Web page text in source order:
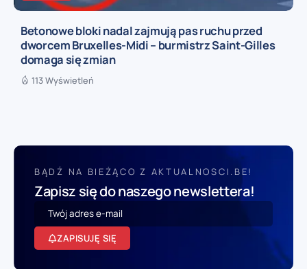
Betonowe bloki nadal zajmują pas ruchu przed
dworcem Bruxelles-Midi – burmistrz Saint-Gilles
domaga się zmian
113 Wyświetleń
BĄDŹ NA BIEŻĄCO Z AKTUALNOSCI.BE!
Zapisz się do naszego newslettera!
ZAPISUJĘ SIĘ